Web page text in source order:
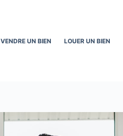
VENDRE UN BIEN LOUER UN BIEN